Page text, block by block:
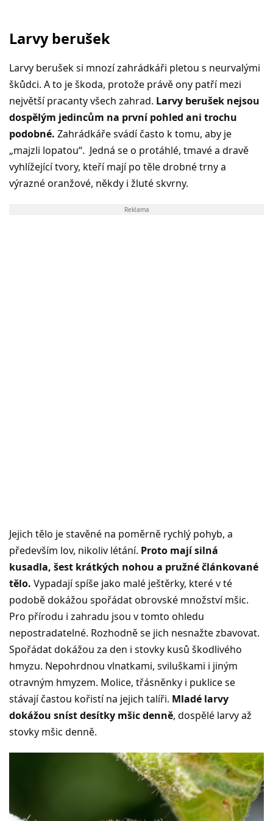
Larvy berušek
Larvy berušek si mnozí zahrádkáři pletou s neurvalými
škůdci. A to je škoda, protože právě ony patří mezi
největší pracanty všech zahrad. Larvy berušek nejsou
dospělým jedincům na první pohled ani trochu
podobné. Zahrádkáře svádí často k tomu, aby je
„majzli lopatou“. Jedná se o protáhlé, tmavé a dravě
vyhlížející tvory, kteří mají po těle drobné trny a
výrazné oranžové, někdy i žluté skvrny.
Reklama
Jejich tělo je stavěné na poměrně rychlý pohyb, a
především lov, nikoliv létání. Proto mají silná
kusadla, šest krátkých nohou a pružné článkované
tělo. Vypadají spíše jako malé ještěrky, které v té
podobě dokážou spořádat obrovské množství mšic.
Pro přírodu i zahradu jsou v tomto ohledu
nepostradatelné. Rozhodně se jich nesnažte zbavovat.
Spořádat dokážou za den i stovky kusů škodlivého
hmyzu. Nepohrdnou vlnatkami, sviluškami i jiným
otravným hmyzem. Molice, třásněnky i puklice se
stávají častou kořistí na jejich talíři. Mladé larvy
dokážou sníst desítky mšic denně, dospělé larvy až
stovky mšic denně.